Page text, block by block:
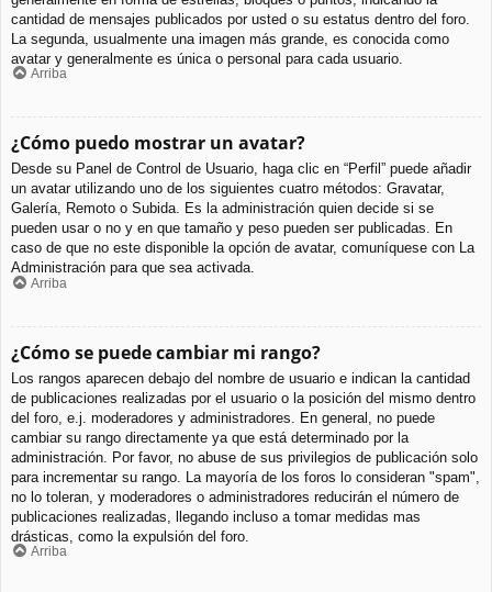
cantidad de mensajes publicados por usted o su estatus dentro del foro.
La segunda, usualmente una imagen más grande, es conocida como
avatar y generalmente es única o personal para cada usuario.
Arriba
¿Cómo puedo mostrar un avatar?
Desde su Panel de Control de Usuario, haga clic en “Perfil” puede añadir
un avatar utilizando uno de los siguientes cuatro métodos: Gravatar,
Galería, Remoto o Subida. Es la administración quien decide si se
pueden usar o no y en que tamaño y peso pueden ser publicadas. En
caso de que no este disponible la opción de avatar, comuníquese con La
Administración para que sea activada.
Arriba
¿Cómo se puede cambiar mi rango?
Los rangos aparecen debajo del nombre de usuario e indican la cantidad
de publicaciones realizadas por el usuario o la posición del mismo dentro
del foro, e.j. moderadores y administradores. En general, no puede
cambiar su rango directamente ya que está determinado por la
administración. Por favor, no abuse de sus privilegios de publicación solo
para incrementar su rango. La mayoría de los foros lo consideran "spam",
no lo toleran, y moderadores o administradores reducirán el número de
publicaciones realizadas, llegando incluso a tomar medidas mas
drásticas, como la expulsión del foro.
Arriba